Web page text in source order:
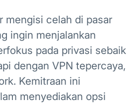
mengisi celah di pasar
ingin menjalankan
pada privasi sebaik
dengan VPN tepercaya,
Kemitraan ini
menyediakan opsi